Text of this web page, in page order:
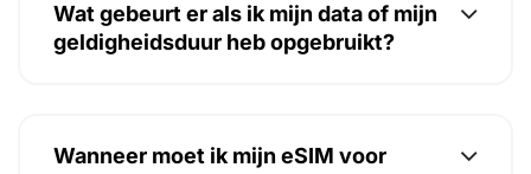
Wat gebeurt er als ik mijn data of mijn
geldigheidsduur heb opgebruikt?
Wanneer moet ik mijn eSIM voor